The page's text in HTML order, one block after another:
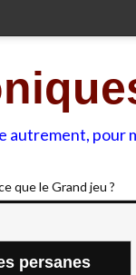
autrement, pour
que le Grand jeu ?
persanes